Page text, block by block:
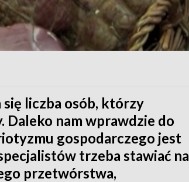
liczba osób, którzy
Daleko nam wprawdzie do
gospodarczego jest
trzeba stawiać na
przetwórstwa,